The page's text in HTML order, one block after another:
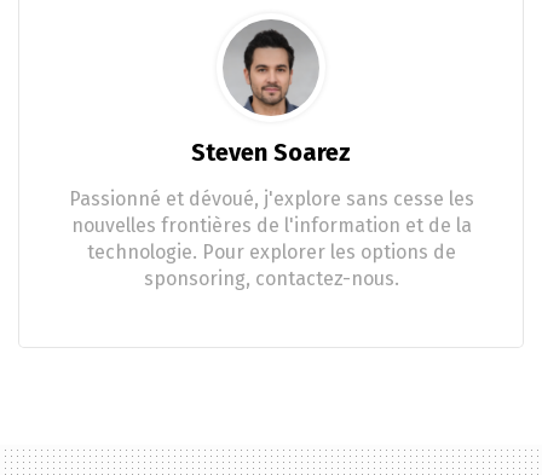
Steven Soarez
Passionné et dévoué, j'explore sans cesse les
nouvelles frontières de l'information et de la
technologie. Pour explorer les options de
sponsoring, contactez-nous.